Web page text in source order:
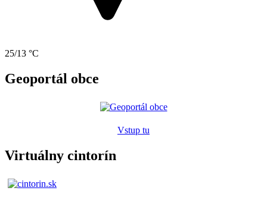
25/13 °C
Geoportál obce
Vstup tu
Virtuálny cintorín